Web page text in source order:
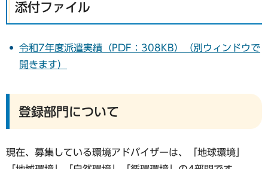
添付ファイル
令和7年度派遣実績（PDF：308KB）（別ウィンドウで
開きます）
登録部門について
現在、募集している環境アドバイザーは、「地球環境」